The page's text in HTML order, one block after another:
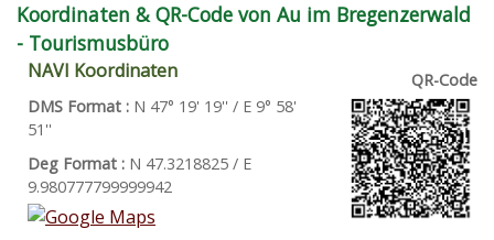
Koordinaten & QR-Code von Au im Bregenzerwald
- Tourismusbüro
NAVI Koordinaten
DMS Format : N 47° 19' 19'' / E 9° 58'
51''
Deg Format : N 47.3218825 / E
9.980777799999942
QR-Code